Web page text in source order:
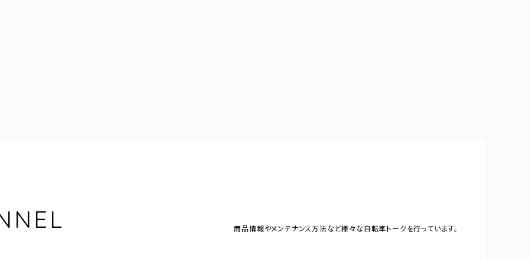
商品情報やメンテナンス方法など様々な自転車トークを行っています。